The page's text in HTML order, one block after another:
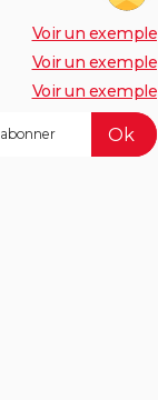
Voir un exemple
Voir un exemple
Voir un exemple